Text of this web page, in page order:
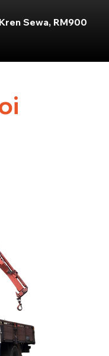
Sewa, RM900